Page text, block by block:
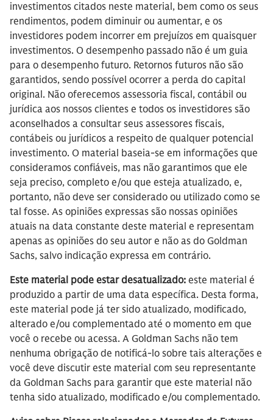
investimentos citados neste material, bem como os seus
rendimentos, podem diminuir ou aumentar, e os
investidores podem incorrer em prejuízos em quaisquer
investimentos. O desempenho passado não é um guia
para o desempenho futuro. Retornos futuros não são
garantidos, sendo possível ocorrer a perda do capital
original. Não oferecemos assessoria fiscal, contábil ou
jurídica aos nossos clientes e todos os investidores são
aconselhados a consultar seus assessores fiscais,
contábeis ou jurídicos a respeito de qualquer potencial
investimento. O material baseia-se em informações que
consideramos confiáveis, mas não garantimos que ele
seja preciso, completo e/ou que esteja atualizado, e,
portanto, não deve ser considerado ou utilizado como se
tal fosse. As opiniões expressas são nossas opiniões
atuais na data constante deste material e representam
apenas as opiniões do seu autor e não as do Goldman
Sachs, salvo indicação expressa em contrário.
Este material pode estar desatualizado: este material é
produzido a partir de uma data específica. Desta forma,
este material pode já ter sido atualizado, modificado,
alterado e/ou complementado até o momento em que
você o recebe ou acessa. A Goldman Sachs não tem
nenhuma obrigação de notificá-lo sobre tais alterações e
você deve discutir este material com seu representante
da Goldman Sachs para garantir que este material não
tenha sido atualizado, modificado e/ou complementado.